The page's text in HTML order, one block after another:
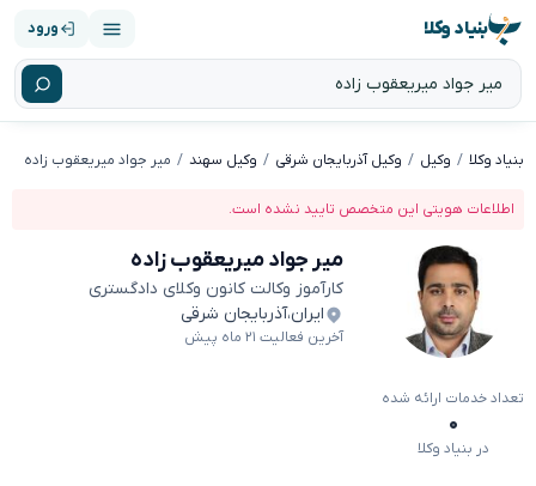
بنیاد وکلا ورود
بنیاد وکلا وکیل وکیل آذربایجان شرقی وکیل سهند میر جواد میریعقوب زاده
اطلاعات هویتی این متخصص تایید نشده است.
میر جواد میریعقوب زاده
کارآموز وکالت کانون وکلای دادگستری
ایران،آذربایجان شرقی
آخرین فعالیت ۲۱ ماه پیش
تعداد خدمات ارائه شده
۰
در بنیاد وکلا